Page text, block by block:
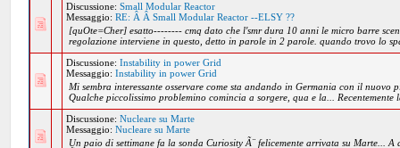
Discussione:Small Modular Reactor
Messaggio:RE: Â Â Small Modular Reactor --ELSY ??
[quOte=Cher] esatto-------- cmq dato che l'smr dura 10 anni le micro barre
regolazione interviene in questo, detto in parole in 2 parole. quando trovo lo
Discussione:Instability in power Grid
Messaggio:Instability in power Grid
Mi sembra interessante osservare come sta andando in Germania con il nuovo
Qualche piccolissimo problemino comincia a sorgere, qua e la... Recentemente
Discussione:Nucleare su Marte
Messaggio:Nucleare su Marte
Un paio di settimane fa la sonda Curiosity Ã¨ felicemente arrivata su Marte... A